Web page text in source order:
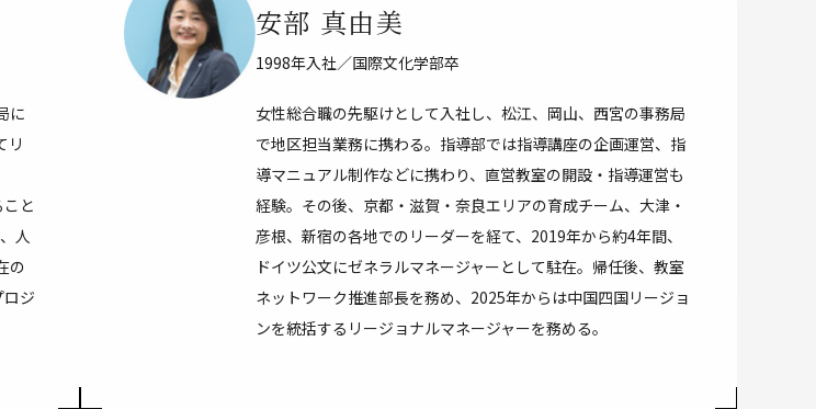
に
リ
と
人
の
ジ
安部 真由美
1998年入社／国際文化学部卒
女性総合職の先駆けとして入社し、松江、岡山、西宮の事務局
で地区担当業務に携わる。指導部では指導講座の企画運営、指
導マニュアル制作などに携わり、直営教室の開設・指導運営も
経験。その後、京都・滋賀・奈良エリアの育成チーム、大津・
彦根、新宿の各地でのリーダーを経て、2019年から約4年間、
ドイツ公文にゼネラルマネージャーとして駐在。帰任後、教室
ネットワーク推進部長を務め、2025年からは中国四国リージョ
ンを統括するリージョナルマネージャーを務める。